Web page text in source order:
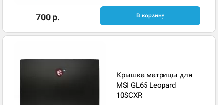
700 р. В корзину
Крышка матрицы для
MSI GL65 Leopard
10SCXR